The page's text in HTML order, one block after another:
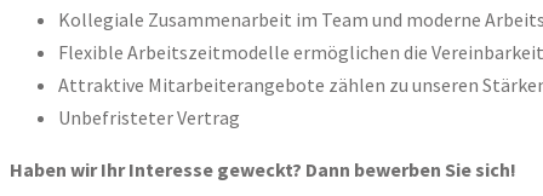
Kollegiale Zusammenarbeit im Team und moderne
Flexible Arbeitszeitmodelle ermöglichen die
Attraktive Mitarbeiterangebote zählen zu unseren
Unbefristeter Vertrag
Haben wir Ihr Interesse geweckt? Dann bewerben Sie sich!